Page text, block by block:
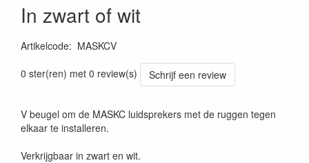
In zwart of wit
Artikelcode: MASKCV
0 ster(ren) met 0 review(s)
Schrijf een review
V beugel om de MASKC luidsprekers met de ruggen tegen
elkaar te installeren.
Verkrijgbaar in zwart en wit.